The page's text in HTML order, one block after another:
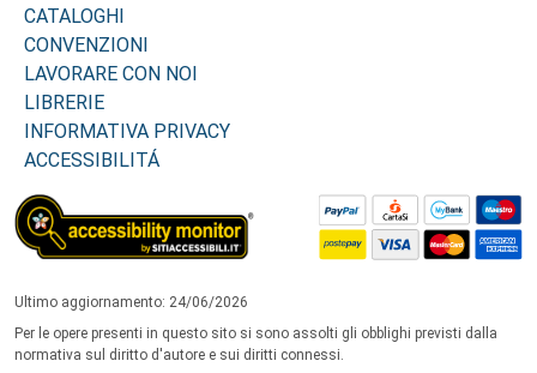
CATALOGHI
CONVENZIONI
LAVORARE CON NOI
LIBRERIE
INFORMATIVA PRIVACY
ACCESSIBILITÁ
Ultimo aggiornamento: 24/06/2026
Per le opere presenti in questo sito si sono assolti gli obblighi previsti dalla
normativa sul diritto d'autore e sui diritti connessi.